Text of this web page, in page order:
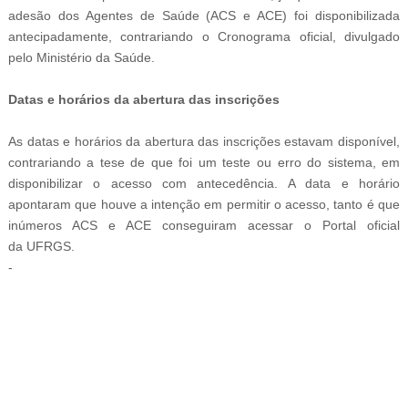
adesão dos Agentes de Saúde (ACS e ACE) foi disponibilizada
antecipadamente, contrariando o Cronograma oficial, divulgado
pelo Ministério da Saúde.
Datas e horários da abertura das inscrições
As datas e horários da abertura das inscrições estavam disponível,
contrariando a tese de que foi um teste ou erro do sistema, em
disponibilizar o acesso com antecedência. A data e horário
apontaram que houve a intenção em permitir o acesso, tanto é que
inúmeros ACS e ACE conseguiram acessar o Portal oficial
da UFRGS.
-